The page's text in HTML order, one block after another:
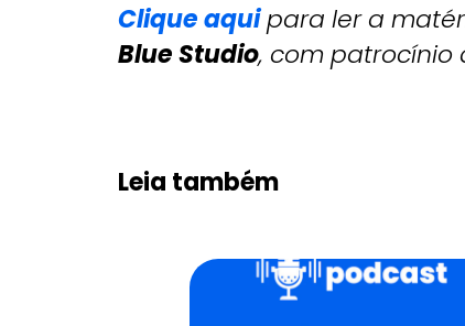
Clique aquipara ler a
Blue Studio, com
Leia também